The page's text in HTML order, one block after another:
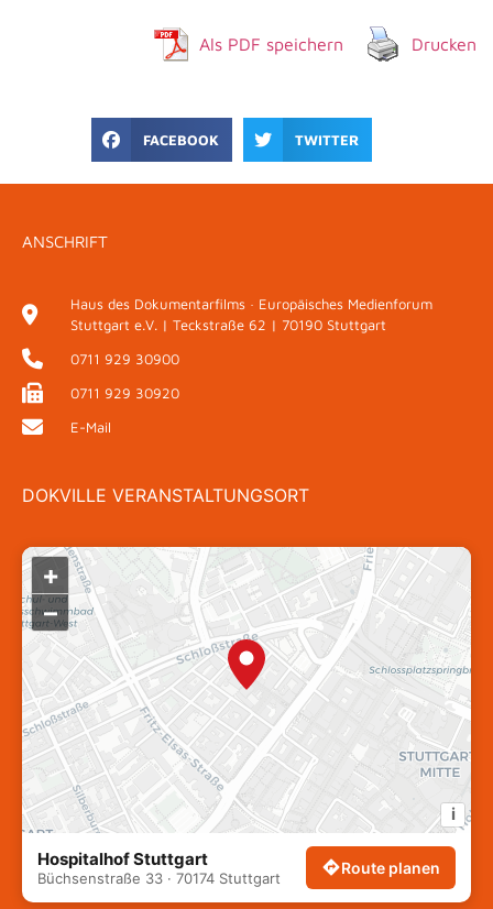
Als PDF speichern Drucken
FACEBOOK TWITTER
ANSCHRIFT
Haus des Dokumentarfilms · Europäisches Medienforum
Stuttgart e.V. | Teckstraße 62 | 70190 Stuttgart
0711 929 30900
0711 929 30920
E-Mail
DOKVILLE VERANSTALTUNGSORT
+
–
i
Hospitalhof Stuttgart
Büchsenstraße 33 · 70174 Stuttgart
Route planen